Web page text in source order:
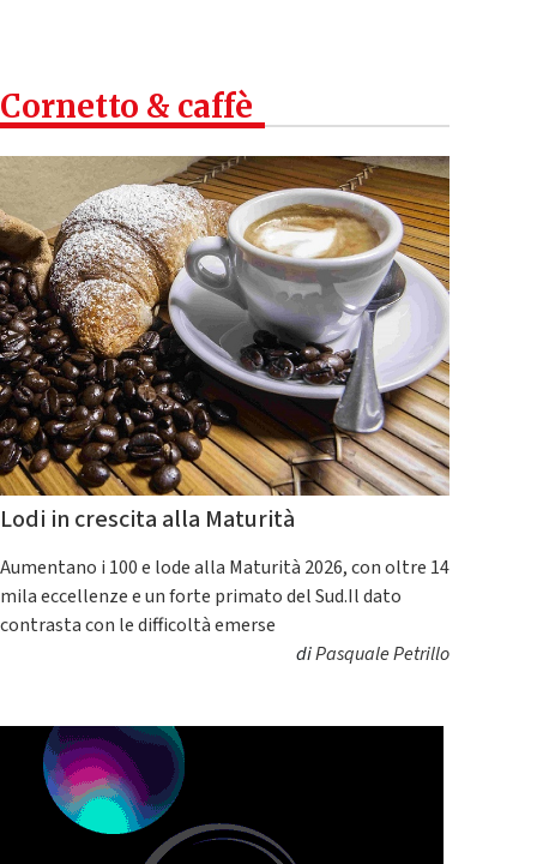
Cornetto & caffè
Lodi in crescita alla Maturità
Aumentano i 100 e lode alla Maturità 2026, con oltre 14
mila eccellenze e un forte primato del Sud.Il dato
contrasta con le difficoltà emerse
diPasquale Petrillo